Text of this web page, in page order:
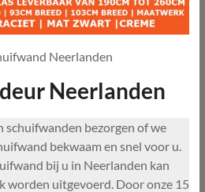
Neerlanden
Neerlanden
schuifwanden bezorgen of we
bekwaam en snel voor u.
bij u in Neerlanden kan
worden uitgevoerd. Door onze 15